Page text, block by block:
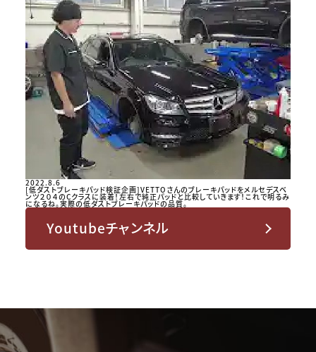
2022.8.6
[低ダストブレーキパッド検証企画]VETTOさんのブレーキパッドをメルセデスベ
ンツ２０４のCクラスに装着！左右で純正パッドと比較していきます！これで明るみ
になるね。実際の低ダストブレーキパッドの品質。
Youtubeチャンネル